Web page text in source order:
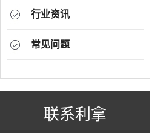
行业资讯
常见问题
联系利拿